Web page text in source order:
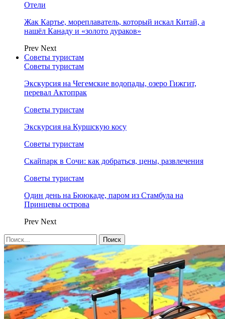
Отели
Жак Картье, мореплаватель, который искал Китай, а
нашёл Канаду и «золото дураков»
Prev Next
Советы туристам
Советы туристам
Экскурсия на Чегемские водопады, озеро Гижгит,
перевал Актопрак
Советы туристам
Экскурсия на Куршскую косу
Советы туристам
Скайпарк в Сочи: как добраться, цены, развлечения
Советы туристам
Один день на Бююкаде, паром из Стамбула на
Принцевы острова
Prev Next